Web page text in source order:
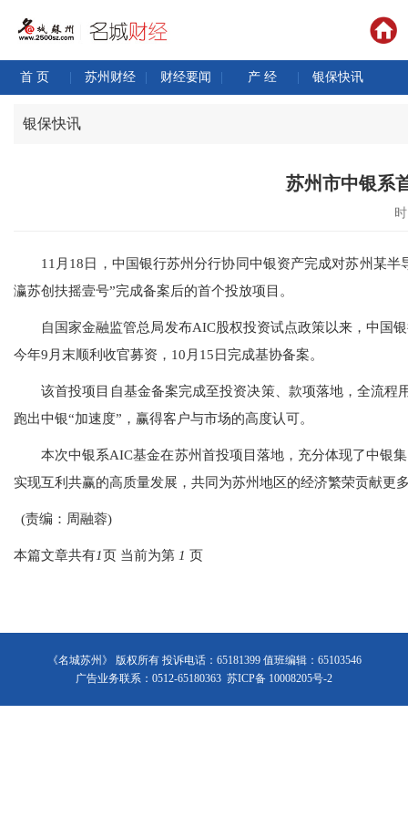
首 页 | 苏州财经 | 财经要闻 | 产 经 | 银保快讯
银保快讯
苏州市中银系
11月18日，中国银行苏州分行协同中银资产完成对苏州某半
瀛苏创扶摇壹号”完成备案后的首个投放项目。
自国家金融监管总局发布AIC股权投资试点政策以来，中国银
今年9月末顺利收官募资，10月15日完成基协备案。
该首投项目自基金备案完成至投资决策、款项落地，全流程
跑出中银“加速度”，赢得客户与市场的高度认可。
本次中银系AIC基金在苏州首投项目落地，充分体现了中银集
实现互利共赢的高质量发展，共同为苏州地区的经济繁荣贡献更
(责编：周融蓉)
本篇文章共有1页 当前为第 1 页
《名城苏州》 版权所有 投诉电话：65181399 值班编辑：65103546
广告业务联系：0512-65180363 苏ICP备 10008205号-2